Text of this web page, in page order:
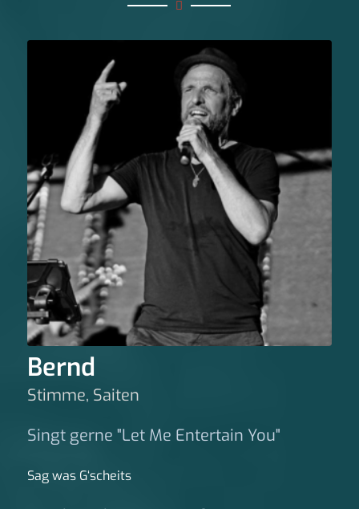
Bernd
Stimme, Saiten
Singt gerne "Let Me Entertain You"
Sag was G‘scheits